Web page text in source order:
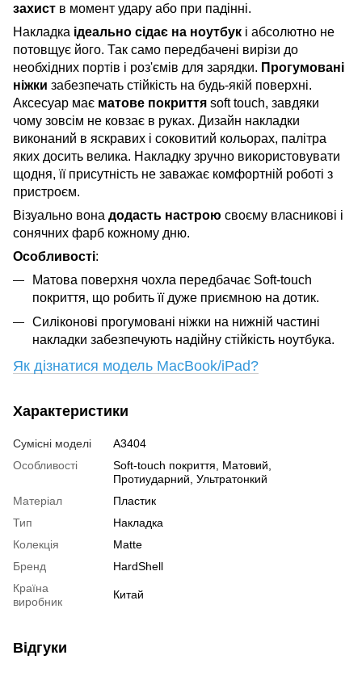
захист в момент удару або при падінні.
Накладка ідеально сідає на ноутбук і абсолютно не
потовщує його. Так само передбачені вирізи до
необхідних портів і роз'ємів для зарядки. Прогумовані
ніжки забезпечать стійкість на будь-якій поверхні.
Аксесуар має матове покриття soft touch, завдяки
чому зовсім не ковзає в руках. Дизайн накладки
виконаний в яскравих і соковитий кольорах, палітра
яких досить велика. Накладку зручно використовувати
щодня, її присутність не заважає комфортній роботі з
пристроєм.
Візуально вона додасть настрою своєму власникові і
сонячних фарб кожному дню.
Особливості:
Матова поверхня чохла передбачає Soft-touch
покриття, що робить її дуже приємною на дотик.
Силіконові прогумовані ніжки на нижній частині
накладки забезпечують надійну стійкість ноутбука.
Як дізнатися модель MacBook/iPad?
Характеристики
Сумісні моделі
A3404
Особливості
Soft-touch покриття, Матовий,
Протиударний, Ультратонкий
Матеріал
Пластик
Тип
Накладка
Колекція
Matte
Бренд
HardShell
Країна
виробник
Китай
Відгуки